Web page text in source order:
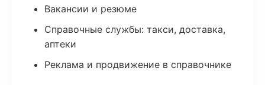
Вакансии и резюме
Справочные службы: такси, доставка,
аптеки
Реклама и продвижение в справочнике